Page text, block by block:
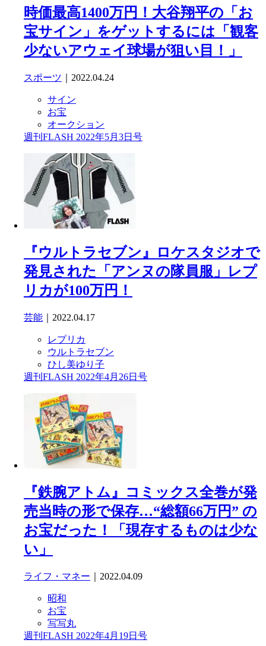
時価最高1400万円！大谷翔平の「お
宝サイン」をゲットするには「観客
少ないアウェイ球場が狙い目！」
スポーツ ｜2022.04.24
サイン
お宝
オークション
週刊FLASH 2022年5月3日号
『ウルトラセブン』ロケスタジオで
発見された「アンヌの隊員服」レプ
リカが100万円！
芸能 ｜2022.04.17
レプリカ
ウルトラセブン
ひし美ゆり子
週刊FLASH 2022年4月26日号
『鉄腕アトム』コミックス全巻が発
売当時の形で保存…“総額66万円” の
お宝だった！「現存するものは少な
い」
ライフ・マネー ｜2022.04.09
昭和
お宝
写写丸
週刊FLASH 2022年4月19日号